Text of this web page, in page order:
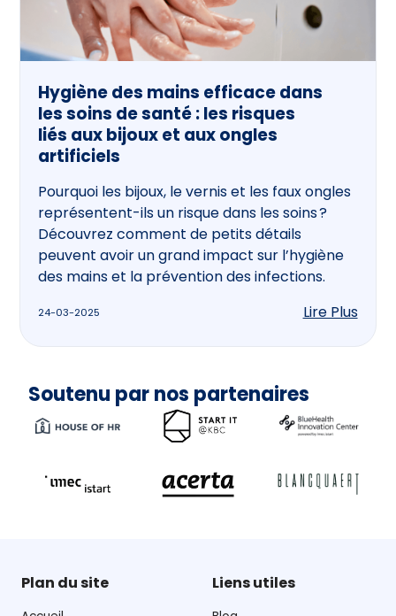
Hygiène des mains efficace dans
les soins de santé : les risques
liés aux bijoux et aux ongles
artificiels
Pourquoi les bijoux, le vernis et les faux ongles
représentent-ils un risque dans les soins ?
Découvrez comment de petits détails
peuvent avoir un grand impact sur l’hygiène
des mains et la prévention des infections.
24-03-2025 Lire Plus
Soutenu par nos partenaires
Plan du site Liens utiles